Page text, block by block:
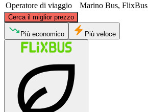
Operatore di viaggio
Marino Bus, FlixBus
Cerca il miglior prezzo
Pisa
© CARTO, ©
Più economico Più veloce